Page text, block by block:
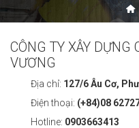
CÔNG TY XÂY DỰNG
VƯƠNG
Địa chỉ: 127/6 Âu Cơ,
Điện thoại: (+84)08
Hotline: 0903663413